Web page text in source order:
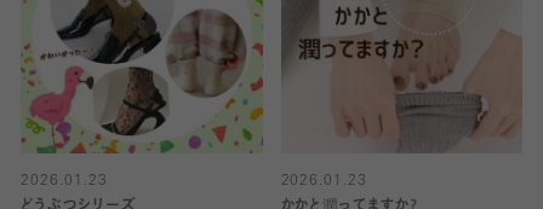
2026.01.23
2026.01.23